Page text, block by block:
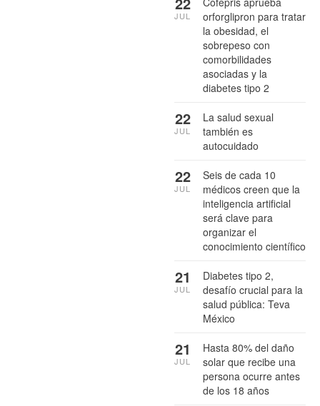
orforglipron para tratar
la obesidad, el
sobrepeso con
comorbilidades
asociadas y la
diabetes tipo 2
JUL
La salud sexual
también es
autocuidado
22
JUL
Seis de cada 10
médicos creen que la
inteligencia artificial
será clave para
organizar el
conocimiento científico
22
JUL
Diabetes tipo 2,
desafío crucial para la
salud pública: Teva
México
21
JUL
Hasta 80% del daño
solar que recibe una
persona ocurre antes
de los 18 años
21
JUL